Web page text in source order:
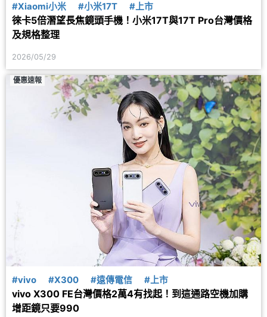
#Xiaomi小米 #小米17T #上市
徠卡5倍潛望長焦鏡頭手機！小米17T與17T Pro台灣價格
及規格整理
2026/05/29
優惠速報
#vivo #X300 #遠傳電信 #上市
vivo X300 FE台灣價格2萬4有找起！到這通路空機加購
增距鏡只要990